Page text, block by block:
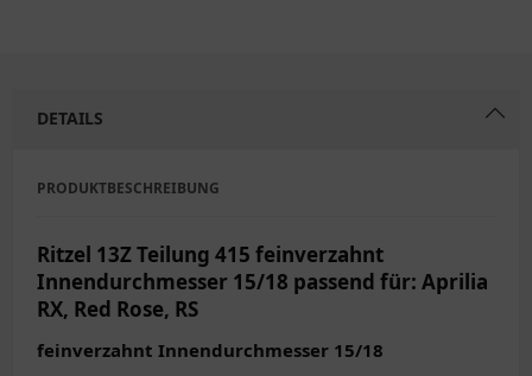
DETAILS
PRODUKTBESCHREIBUNG
Ritzel 13Z Teilung 415 feinverzahnt
Innendurchmesser 15/18 passend für: Aprilia
RX, Red Rose, RS
feinverzahnt Innendurchmesser 15/18